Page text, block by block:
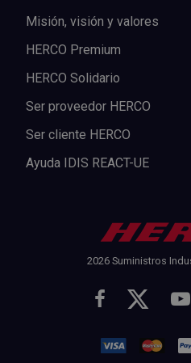
Misión, visión y valores
HERCO Premium
HERCO Solidario
Ser proveedor HERCO
Ser cliente HERCO
Ayuda IDIS REACT-UE
2026 Suministros